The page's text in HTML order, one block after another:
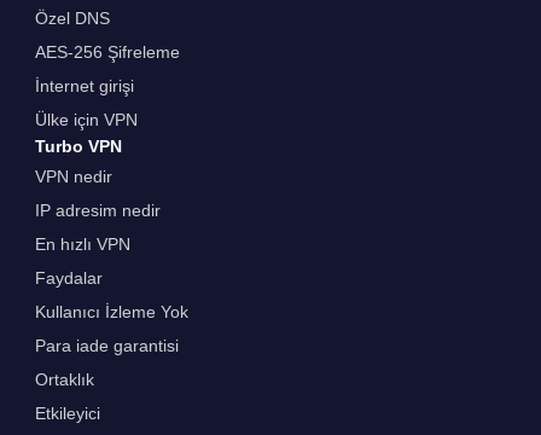
Özel DNS
AES-256 Şifreleme
İnternet girişi
Ülke için VPN
Turbo VPN
VPN nedir
IP adresim nedir
En hızlı VPN
Faydalar
Kullanıcı İzleme Yok
Para iade garantisi
Ortaklık
Etkileyici